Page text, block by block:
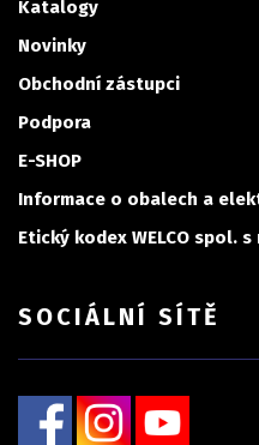
Katalogy
Novinky
Obchodní zástupci
Podpora
E-SHOP
Informace o obalech a
Etický kodex WELCO spol. s
SOCIÁLNÍ SÍTĚ